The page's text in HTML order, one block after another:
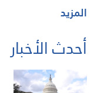
المزيد
أحدث الأخبار